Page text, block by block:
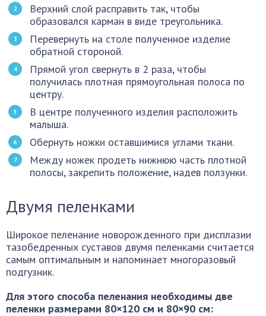
Верхний слой расправить так, чтобы
образовался карман в виде треугольника.
Перевернуть на столе полученное изделие
обратной стороной.
Прямой угол свернуть в 2 раза, чтобы
получилась плотная прямоугольная полоса по
центру.
В центре полученного изделия расположить
малыша.
Обернуть ножки оставшимися углами ткани.
Между ножек продеть нижнюю часть плотной
полосы, закрепить положение, надев ползунки.
Двумя пеленками
Широкое пеленание новорожденного при дисплазии
тазобедренных суставов двумя пеленками считается
самым оптимальным и напоминает многоразовый
подгузник.
Для этого способа пеленания необходимы две
пеленки размерами 80×120 см и 80×90 см: